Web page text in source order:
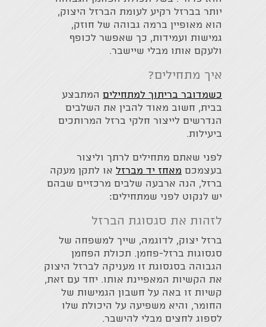
יותר בברזל רקיע לעומת הברזל היצוק,
הוא מאופיין ברמה גבוהה של חוזק,
גמישות ועמידות, כך שאפשר לכופף
ולעקם אותו מבלי שיישבר.
איך מתחילים?
כשמדובר בריתוך למתחילים המתבצע
בבית, חשוב מאוד להבין את השלבים
הנדרשים לייצור חלקי ברזל המרותכים
ביעילות.
לפני שאתם מתחילים לרתך וליצור
בעצמכם מאחז יד מברזל או לתקן מעקה
ברזל, הנה ארבעה שלבים מרכזיים שבהם
יש לנקוט לפני שמתחילים:
לזהות את סגסוגת הברזל
ברזל יצוק, לדוגמה, שייך למשפחה של
סגסוגות ברזל-פחמן. תכולת הפחמן
הגבוהה בסגסוגת זו מעניקה לברזל היצוק
את הקשיות המאפיינת אותו. יחד עם זאת,
קשיות זו באה על חשבון הגמישות של
החומר, והיא משפיעה על היכולת שלו
לספוג לחצים מבלי להישבר.